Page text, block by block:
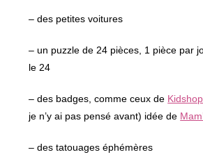
– des petites voitures
– un puzzle de 24 pièces, 1 pièce par
le 24
– des badges, comme ceux de Kidshop
je n’y ai pas pensé avant) idée de
– des tatouages éphémères